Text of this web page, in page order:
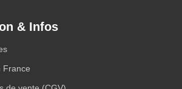
& Infos
France